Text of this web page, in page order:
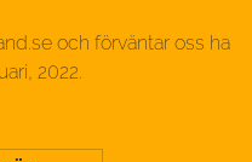
och förväntar oss ha
2022.